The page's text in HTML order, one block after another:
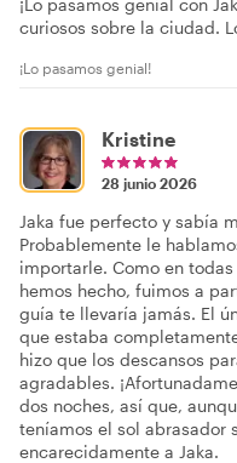
curiosos sobre la ciudad.
¡Lo pasamos genial!
Kristine
28 junio 2026
Jaka fue perfecto y sabía
Probablemente le
importarle. Como en
hemos hecho, fuimos a
guía te llevaría jamás. El
que estaba
hizo que los descansos
agradables.
dos noches, así que,
teníamos el sol abrasador
encarecidamente a Jaka.